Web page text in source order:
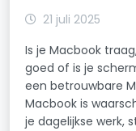
21 juli 2025
Is je Macbook
goed of is je
een betrouwbare
Macbook is
je dagelijkse werk,